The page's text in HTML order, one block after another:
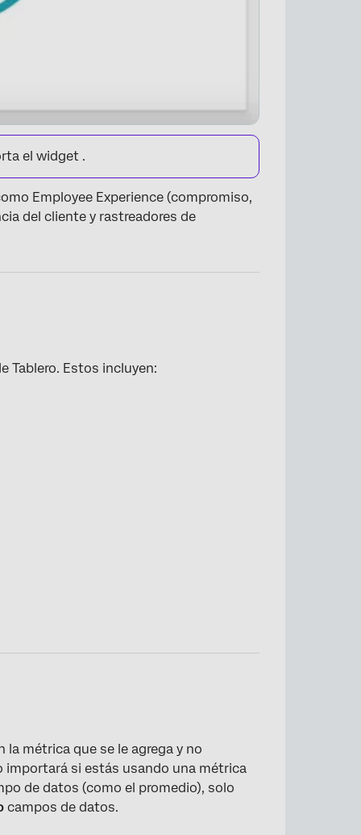
el widget .
Employee Experience (compromiso,
del cliente y rastreadores de
Tablero. Estos incluyen:
métrica que se le agrega y no
importará si estás usando una métrica
de datos (como el promedio), solo
campos de datos.